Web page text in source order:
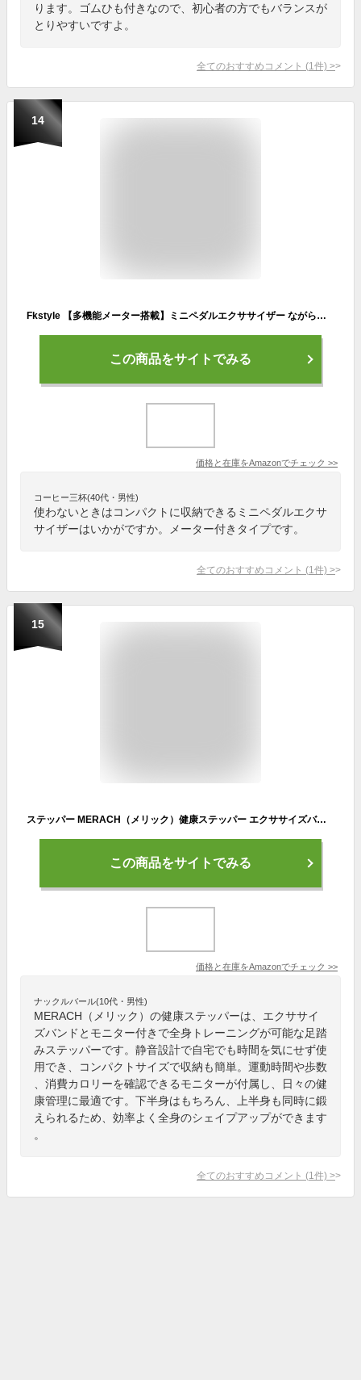
ります。ゴムひも付きなので、初心者の方でもバランスが
とりやすいですよ。
全てのおすすめコメント (1 件) >
14
Fkstyle 【多機能メーター搭載】ミニペダルエクササイザー ながらトレーニング フィットネスバイク 負荷調節可能 折りたたみ式 コンパクト 消費カロリー表示 座ったまま 室内運動 自宅トレーニング [並行輸入品]
この商品をサイトでみる
価格と在庫をAmazonでチェック >>
コーヒー三杯(40代・男性)
使わないときはコンパクトに収納できるミニペダルエクサ
サイザーはいかがですか。メーター付きタイプです。
全てのおすすめコメント (1 件) >
15
ステッパー MERACH（メリック）健康ステッパー エクササイズバンド/モニター付き 全身トレーニング 足踏みステッパー 静音設計 コンパクト ミニステッパー 足踏み健康器具 自宅トレ
この商品をサイトでみる
価格と在庫をAmazonでチェック >>
ナックルバール(10代・男性)
MERACH（メリック）の健康ステッパーは、エクササイ
ズバンドとモニター付きで全身トレーニングが可能な足踏
みステッパーです。静音設計で自宅でも時間を気にせず使
用でき、コンパクトサイズで収納も簡単。運動時間や歩数
、消費カロリーを確認できるモニターが付属し、日々の健
康管理に最適です。下半身はもちろん、上半身も同時に鍛
えられるため、効率よく全身のシェイプアップができます
。
全てのおすすめコメント (1 件) >